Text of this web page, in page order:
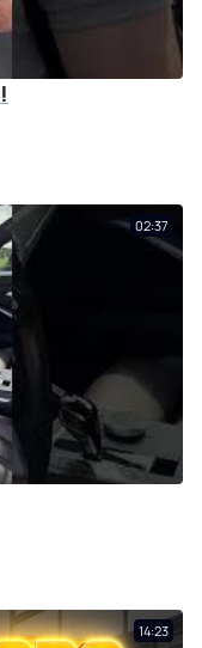
02:37
14:23